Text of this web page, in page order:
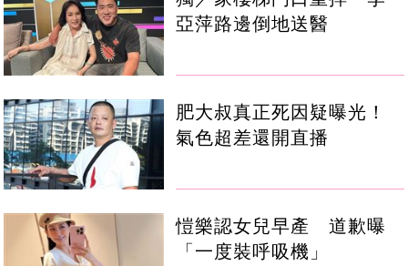
亞萍路邊倒地送醫
肥大叔真正死因疑曝光！
氣色超差還開直播
愷樂認女兒早產 道歉曝
「一度裝呼吸機」